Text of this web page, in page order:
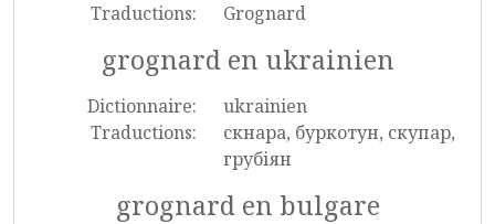
Traductions:
Grognard
grognard en ukrainien
Dictionnaire:
ukrainien
Traductions:
скнара, буркотун, скупар,
грубіян
grognard en bulgare